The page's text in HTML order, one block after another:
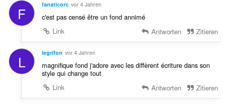
F fanaticorc vor 4 Jahren
c'est pas censé être un fond annimé
Link
Antworten Zitieren
L legrifon vor 4 Jahren
magnifique fond j'adore avec les diffèrent écriture dans son
style qui change tout
Link
Antworten Zitieren